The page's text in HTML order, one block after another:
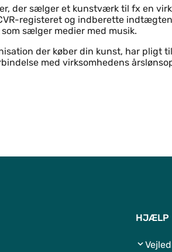
der sælger et kunstværk til fx en
registeret og indberette
sælger medier med musik.
der køber din kunst, har pligt
med virksomhedens
HJÆLP